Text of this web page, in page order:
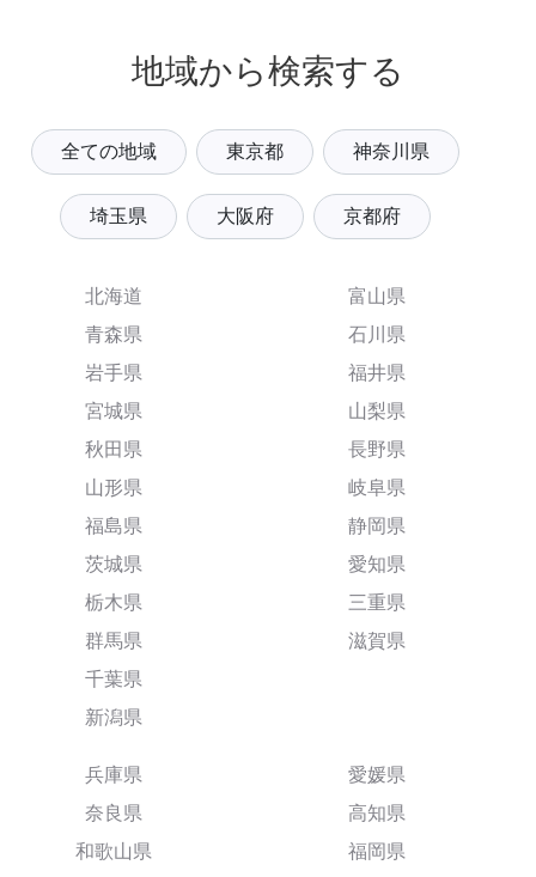
地域から検索する
全ての地域 東京都 神奈川県
埼玉県 大阪府 京都府
北海道
青森県
岩手県
宮城県
秋田県
山形県
福島県
茨城県
栃木県
群馬県
千葉県
新潟県
富山県
石川県
福井県
山梨県
長野県
岐阜県
静岡県
愛知県
三重県
滋賀県
兵庫県
奈良県
和歌山県
愛媛県
高知県
福岡県